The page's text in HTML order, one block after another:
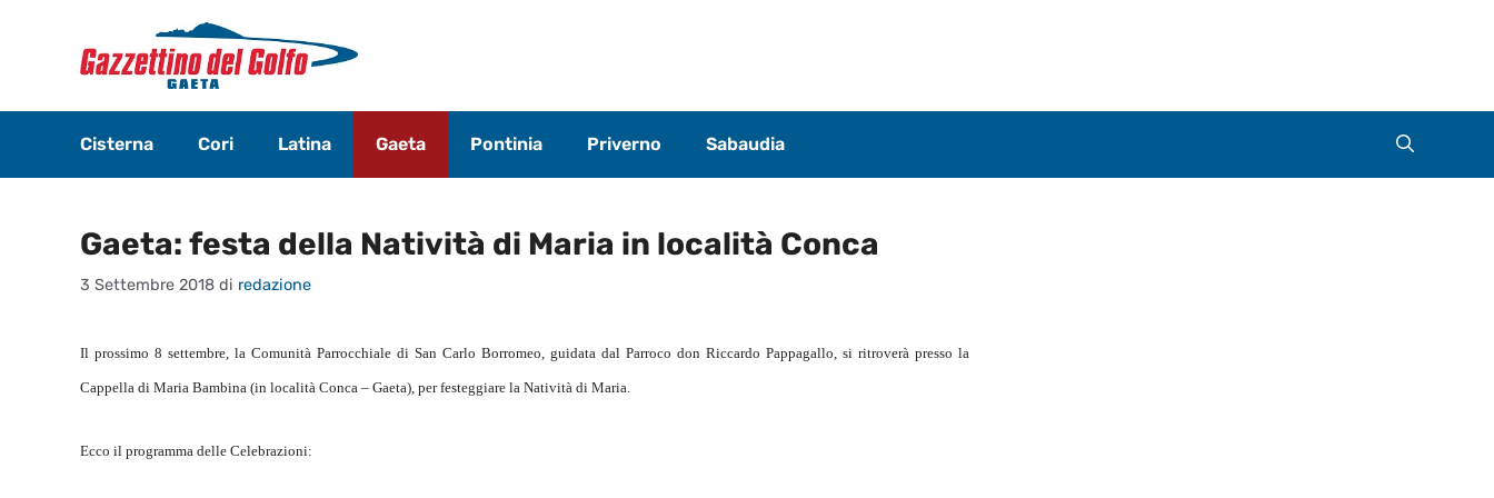
contenuto
Cisterna Cori Latina Gaeta Pontinia Priverno Sabaudia
Gaeta: festa della Natività di Maria in località Conca
3 Settembre 2018 di redazione
Il prossimo 8 settembre, la Comunità Parrocchiale di San Carlo Borromeo, guidata dal Parroco don Riccardo Pappagallo, si ritroverà presso la
Cappella di Maria Bambina (in località Conca – Gaeta), per festeggiare la Natività di Maria.
Ecco il programma delle Celebrazioni: